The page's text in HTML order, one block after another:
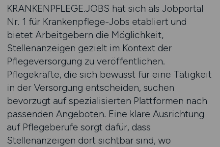
KRANKENPFLEGE.JOBS hat sich als Jobportal
Nr. 1 für Krankenpflege-Jobs etabliert und
bietet Arbeitgebern die Möglichkeit,
Stellenanzeigen gezielt im Kontext der
Pflegeversorgung zu veröffentlichen.
Pflegekräfte, die sich bewusst für eine Tätigkeit
in der Versorgung entscheiden, suchen
bevorzugt auf spezialisierten Plattformen nach
passenden Angeboten. Eine klare Ausrichtung
auf Pflegeberufe sorgt dafür, dass
Stellenanzeigen dort sichtbar sind, wo